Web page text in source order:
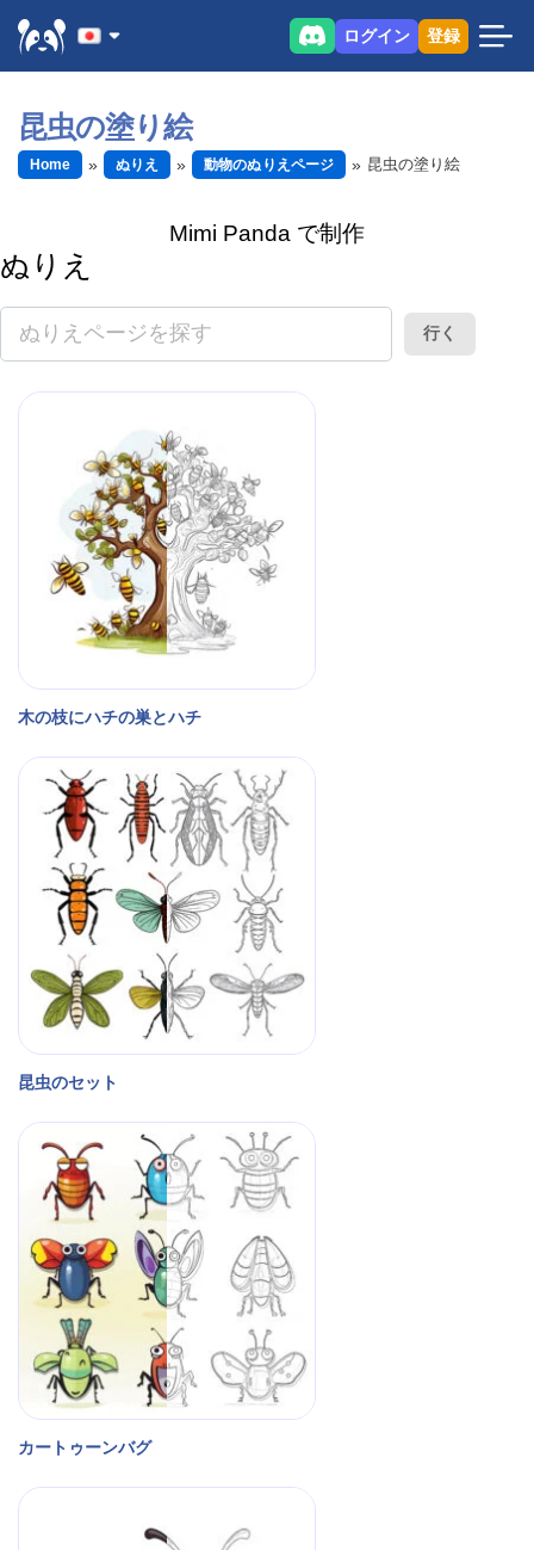
ログイン 登録
昆虫の塗り絵
Home ぬりえ 動物のぬりえページ 昆虫の塗り絵
Mimi Panda で制作
ぬりえ
行く
木の枝にハチの巣とハチ
昆虫のセット
カートゥーンバグ